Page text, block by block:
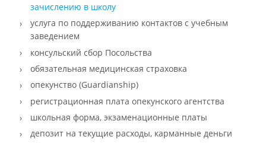
зачислению в школу
услуга по поддерживанию контактов с учебным
заведением
консульский сбор Посольства
обязательная медицинская страховка
опекунство (Guardianship)
регистрационная плата опекунского агентства
школьная форма, экзаменационные платы
депозит на текущие расходы, карманные деньги